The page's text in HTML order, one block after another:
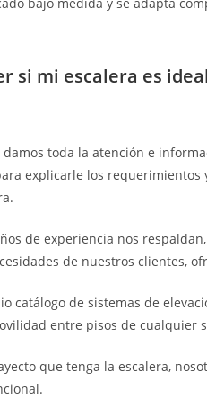
si mi escalera es
damos toda la atención e
explicarle los
de experiencia nos
de nuestros clientes,
catálogo de sistemas de
entre pisos de cualquier
que tenga la escalera,